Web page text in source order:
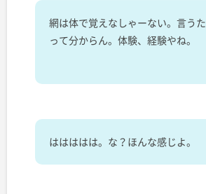
網は体で覚えなしゃーない。言うた
って分からん。体験、経験やね。
ははははは。な？ほんな感じよ。